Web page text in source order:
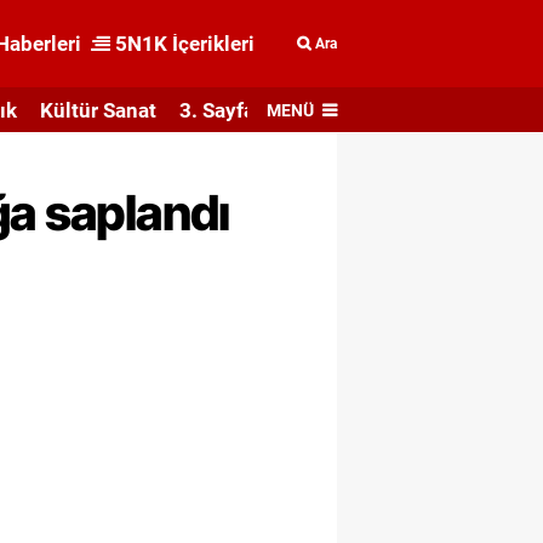
5N1K İçerikleri Ara
Kültür Sanat 3. Sayfa MENÜ
saplandı